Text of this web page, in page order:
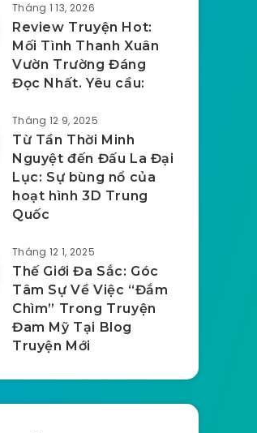
Tháng 1 13, 2026
Review Truyện Hot:
Mối Tình Thanh Xuân
Vườn Trường Đáng
Đọc Nhất. Yêu cầu:
Tháng 12 9, 2025
Từ Tần Thời Minh
Nguyệt đến Đấu La Đại
Lục: Sự bùng nổ của
hoạt hình 3D Trung
Quốc
Tháng 12 1, 2025
Thế Giới Đa Sắc: Góc
Tâm Sự Về Việc “Đắm
Chìm” Trong Truyện
Đam Mỹ Tại Blog
Truyện Mới